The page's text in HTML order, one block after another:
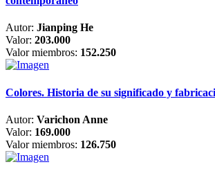
Autor: Jianping He
Valor: 203.000
Valor miembros: 152.250
Colores. Historia de su significado y
Autor: Varichon Anne
Valor: 169.000
Valor miembros: 126.750